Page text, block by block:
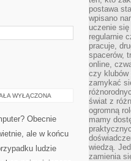
WYŁĄCZONA
Obecnie
ale w końcu
ludzie
postawa
wpisano
uczenie
regularnie
pracuje,
spacerów,
online,
czy
zamykać
świat z
ogromną
mamy
wiedzą.
zamienia